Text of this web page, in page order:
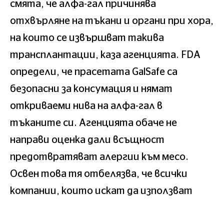
смята, че алфа-гал причинява
отхвърляне на тъкани и органи при хора,
на които се извършват такива
трансплантации, каза агенцията. FDA
определи, че прасетата GalSafe са
безопасни за консумация и нямат
откриваеми нива на алфа-гал в
тъканите си. Агенцията обаче не
направи оценка дали всъщност
предотвратяват алергии към месо.
Освен това тя отбелязва, че всички
компании, които искат да използват